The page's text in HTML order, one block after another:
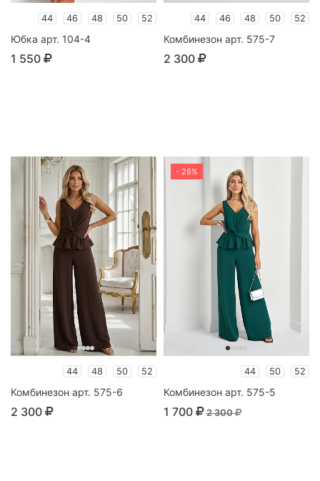
44 46 48 50 52
Юбка арт. 104-4
1 550
44 46 48 50 52
Комбинезон арт. 575-7
2 300
44 48 50 52
Комбинезон арт. 575-6
2 300
- 26%
44 50 52
Комбинезон арт. 575-5
1 700 2 300